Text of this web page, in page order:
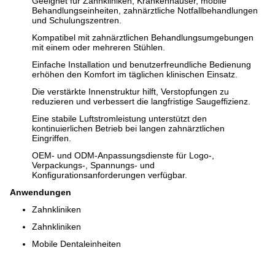
Behandlungseinheiten, zahnärztliche Notfallbehandlungen
und Schulungszentren.
Kompatibel mit zahnärztlichen Behandlungsumgebungen
mit einem oder mehreren Stühlen.
Einfache Installation und benutzerfreundliche Bedienung
erhöhen den Komfort im täglichen klinischen Einsatz.
Die verstärkte Innenstruktur hilft, Verstopfungen zu
reduzieren und verbessert die langfristige Saugeffizienz.
Eine stabile Luftstromleistung unterstützt den
kontinuierlichen Betrieb bei langen zahnärztlichen
Eingriffen.
OEM- und ODM-Anpassungsdienste für Logo-,
Verpackungs-, Spannungs- und
Konfigurationsanforderungen verfügbar.
Anwendungen
Zahnkliniken
Zahnkliniken
Mobile Dentaleinheiten